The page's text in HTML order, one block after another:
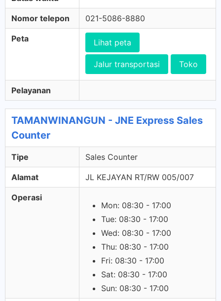
Nomor telepon 021-5086-8880
Peta Lihat peta
Jalur transportasi Toko
Pelayanan
TAMANWINANGUN - JNE Express Sales
Counter
Tipe Sales Counter
Alamat JL KEJAYAN RT/RW 005/007
Operasi
Mon: 08:30 - 17:00
Tue: 08:30 - 17:00
Wed: 08:30 - 17:00
Thu: 08:30 - 17:00
Fri: 08:30 - 17:00
Sat: 08:30 - 17:00
Sun: 08:30 - 17:00